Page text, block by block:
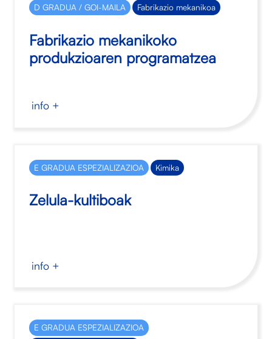
D GRADUA / GOI-MAILA Fabrikazio mekanikoa
Fabrikazio mekanikoko
produkzioaren programatzea
info +
E GRADUA ESPEZIALIZAZIOA Kimika
Zelula-kultiboak
info +
E GRADUA ESPEZIALIZAZIOA